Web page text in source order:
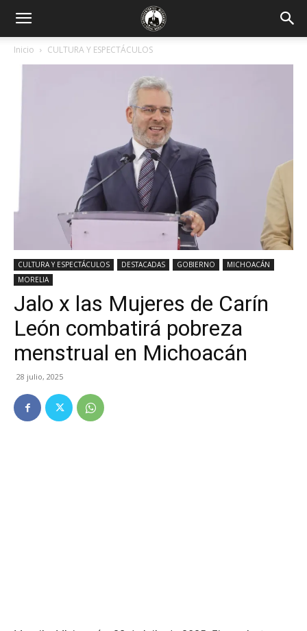
Inicio CULTURA Y ESPECTÁCULOS
CULTURA Y ESPECTÁCULOS DESTACADAS GOBIERNO
MICHOACÁN
MORELIA
Jalo x las Mujeres de Carín
León combatirá pobreza
menstrual en Michoacán
28 julio, 2025